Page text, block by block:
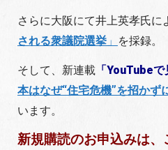
さらに大阪にて井上英孝氏に
される衆議院選挙 」 を採録。
そして、新連載 「YouTube
本はなぜ“住宅危機”を招かず
います。
新規購読のお申込みは、